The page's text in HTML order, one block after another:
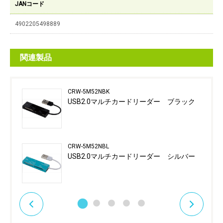
JANコード
4902205498889
関連製品
CRW-5M52NBK
USB2.0マルチカードリーダー ブラック
CRW-5M52NBL
USB2.0マルチカードリーダー シルバー